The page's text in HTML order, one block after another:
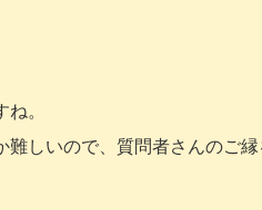
。
しいので、質問者さんのご